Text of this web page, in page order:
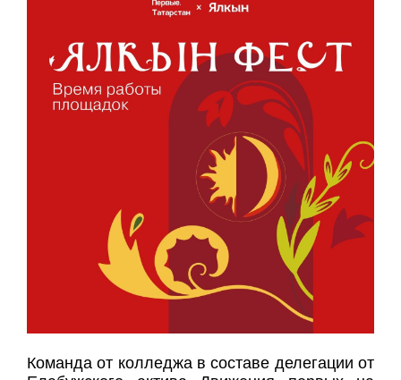
Команда от колледжа в составе делегации от